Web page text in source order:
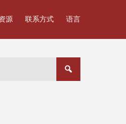
源 联系方式 语言